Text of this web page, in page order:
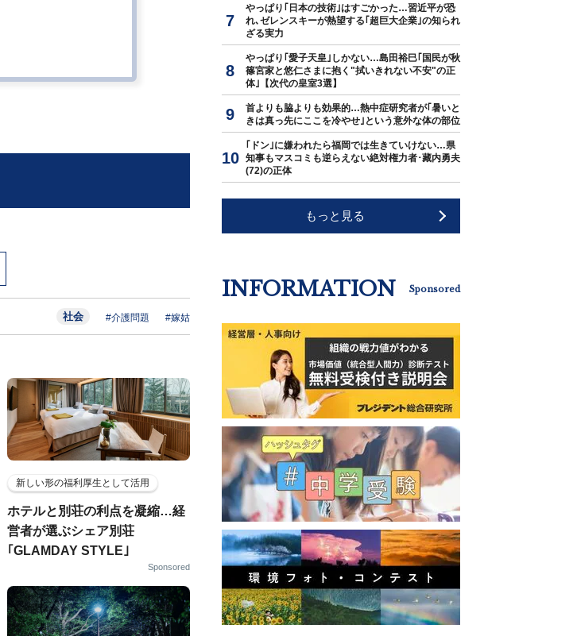
社会 #介護問題 #嫁姑
新しい形の福利厚生として活用
ホテルと別荘の利点を凝縮…経
営者が選ぶシェア別荘
｢GLAMDAY STYLE｣
Sponsored
やっぱり｢日本の技術｣はすごかった…習近平が恐
れ､ゼレンスキーが熱望する｢超巨大企業｣の知られ
ざる実力
やっぱり｢愛子天皇｣しかない…島田裕巳｢国民が秋
篠宮家と悠仁さまに抱く"拭いきれない不安"の正
体｣【次代の皇室3選】
首よりも脇よりも効果的…熱中症研究者が｢暑いと
きは真っ先にここを冷やせ｣という意外な体の部位
｢ドン｣に嫌われたら福岡では生きていけない…県
知事もマスコミも逆らえない絶対権力者･藏内勇夫
(72)の正体
もっと見る
INFORMATION Sponsored